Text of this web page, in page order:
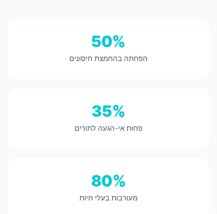
50%
הפחתה בהחמצת חיסונים
35%
פחות אי-הגעה לתורים
80%
מעורבות בעלי חיות